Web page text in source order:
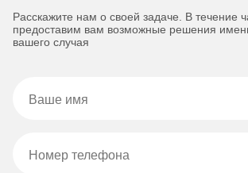
Расскажите нам о своей задаче. В течение
предоставим вам возможные решения
вашего случая